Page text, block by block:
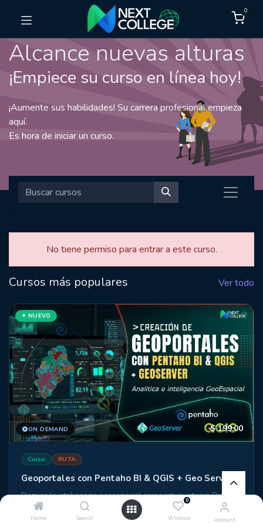
Home Search
0
Wishlist Account
0
Alcance nuevas alturas
¡Empiece su curso en línea hoy!
¡Aumente sus habilidades! Su carrera profesional empieza
aquí.
Es hora de iniciar un curso.
No tiene permiso para entrar a este curso.
Ver todo
Cursos más populares
ON DEMAND
✦ NUEVO
$199.00
Curso RUTA
Geoportales con Pentaho BI & QGIS + Geo Server
Domina la inteligencia geoespacial corporativa: integra Pentaho,
QGIS y GeoServer para construir portales de datos con mapas
interactivos, dashboards dinámicos y análisis territorial